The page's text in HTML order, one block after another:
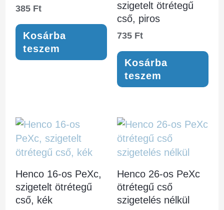
385 Ft
Kosárba
teszem
szigetelt ötrétegű
cső, piros
735 Ft
Kosárba
teszem
Henco 16-os PeXc,
szigetelt ötrétegű
cső, kék
Henco 26-os PeXc
ötrétegű cső
szigetelés nélkül